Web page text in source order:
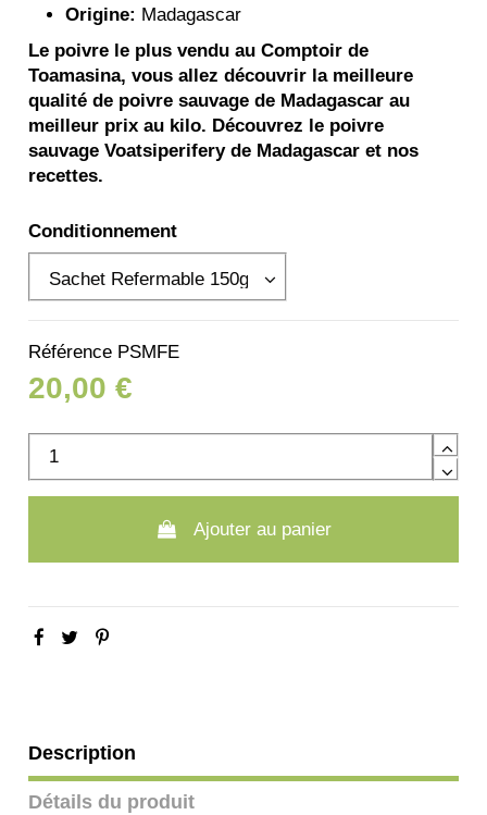
Origine: Madagascar
Le poivre le plus vendu au Comptoir de
Toamasina, vous allez découvrir la meilleure
qualité de poivre sauvage de Madagascar au
meilleur prix au kilo. Découvrez le poivre
sauvage Voatsiperifery de Madagascar et nos
recettes.
Conditionnement
Référence PSMFE
20,00 €
Ajouter au panier
Description
Détails du produit